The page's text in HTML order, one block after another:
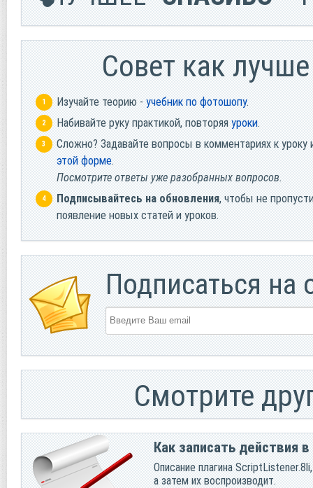
Cовет как
Изучайте теорию - учебник по фотошопу.
Набивайте руку практикой, повторяя уроки.
Сложно? Задавайте вопросы в комментариях к уроку
этой форме.
Посмотрите ответы уже разобранных вопросов.
Подписывайтесь на обновления, чтобы не
появление новых статей и уроков.
Подписаться на
Смотрите
Как записать действия
Описание плагина
а затем их воспроизводит.